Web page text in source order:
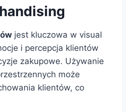
jest kluczowa w visual
i percepcja klientów
zakupowe. Używanie
może
klientów, co